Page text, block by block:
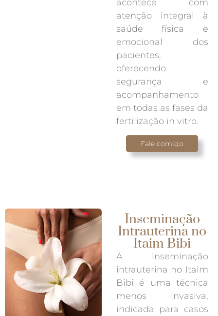
acontece com
atenção integral à
saúde física e
emocional dos
pacientes,
oferecendo
segurança e
acompanhamento
em todas as fases da
fertilização in vitro.
Fale comigo
Inseminação
Intrauterina no
Itaim Bibi
A inseminação
intrauterina no Itaim
Bibi é uma técnica
menos invasiva,
indicada para casos